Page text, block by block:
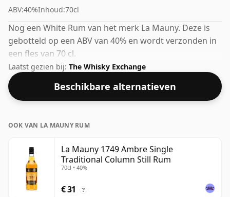
ABV:40%Inhoud:70cl
Nog een White Rum van het merk La Mauny. Deze is
gebotteld op een ABV van 40% en wordt verzonden in
een fles van 70 cl.
Laatst gezien bij: The Whisky Exchange
Beschikbare alternatieven
OOK VAN LA MAUNY RUM
La Mauny 1749 Ambre Single
Traditional Column Still Rum
70cl • 40%
€ 31 ?